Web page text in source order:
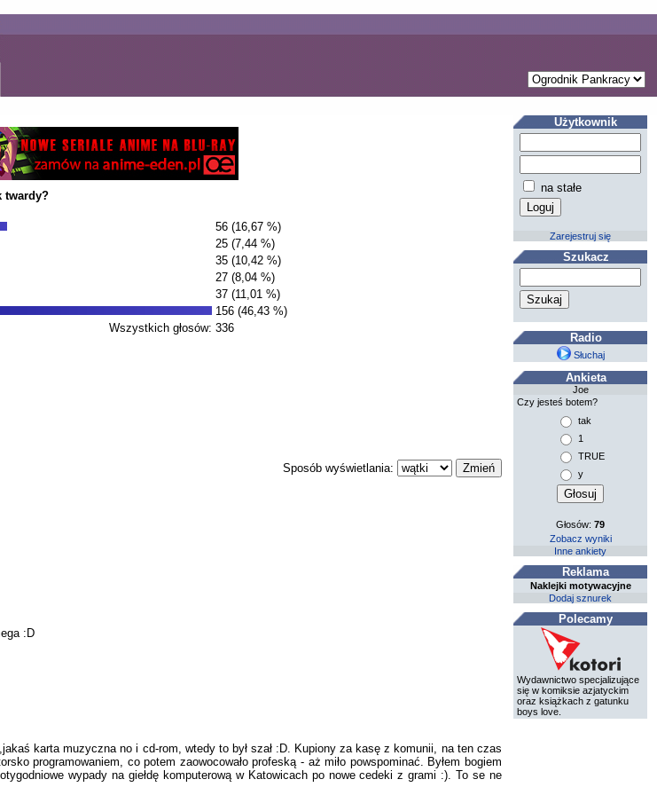
twardy?
56 (16,67 %)
25 (7,44 %)
35 (10,42 %)
27 (8,04 %)
37 (11,01 %)
156 (46,43 %)
Wszystkich głosów: 336
Sposób wyświetlania:
:D
karta muzyczna no i cd-rom, wtedy to był szał :D. Kupiony za kasę z komunii, na ten czas
programowaniem, co potem zaowocowało profeską - aż miło powspominać. Byłem bogiem
wypady na giełdę komputerową w Katowicach po nowe cedeki z grami :). To se ne
Użytkownik
na stałe
Zarejestruj się
Szukacz
Radio
Słuchaj
Ankieta
Joe
Czy jesteś botem?
tak
1
TRUE
y
Głosów:79
Zobacz wyniki
Inne ankiety
Reklama
Naklejki motywacyjne
Dodaj sznurek
Polecamy
Wydawnictwo specjalizujące
się w komiksie azjatyckim
oraz książkach z gatunku
boys love.